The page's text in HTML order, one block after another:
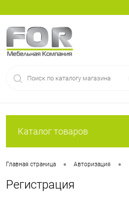
Каталог товаров
Главная страница • Авторизация •
Регистрация